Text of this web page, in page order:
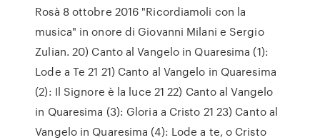
Rosà 8 ottobre 2016 "Ricordiamoli con la
musica" in onore di Giovanni Milani e Sergio
Zulian. 20) Canto al Vangelo in Quaresima (1):
Lode a Te 21 21) Canto al Vangelo in Quaresima
(2): Il Signore è la luce 21 22) Canto al Vangelo
in Quaresima (3): Gloria a Cristo 21 23) Canto al
Vangelo in Quaresima (4): Lode a te, o Cristo